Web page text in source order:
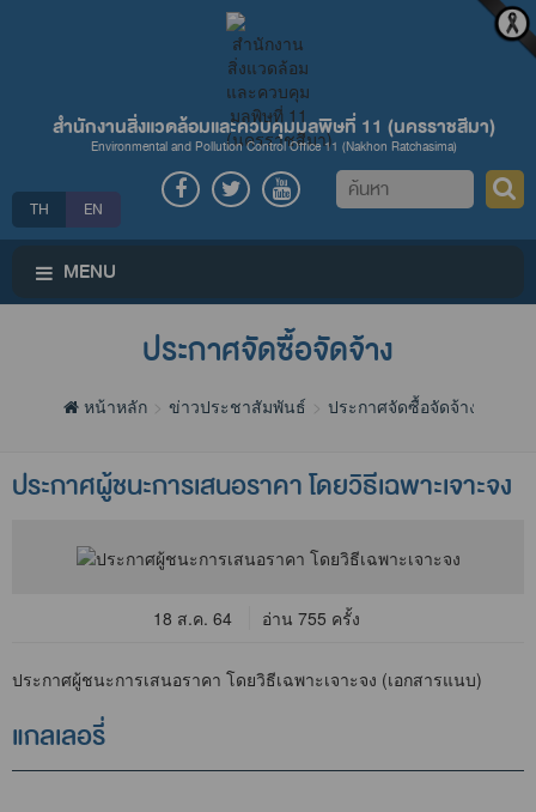
สำนักงานสิ่งแวดล้อมและควบคุมมลพิษที่ 11 (นครราชสีมา)
Environmental and Pollution Control Office 11 (Nakhon Ratchasima)
TH EN
ค้นหา
MENU
ประกาศจัดซื้อจัดจ้าง
หน้าหลัก ข่าวประชาสัมพันธ์ ประกาศจัดซื้อจัดจ้าง
ประกาศผู้ชนะการเสนอราคา โดยวิธีเฉพาะเจาะจง
18 ส.ค. 64 อ่าน 755 ครั้ง
ประกาศผู้ชนะการเสนอราคา โดยวิธีเฉพาะเจาะจง (เอกสารแนบ)
แกลเลอรี่